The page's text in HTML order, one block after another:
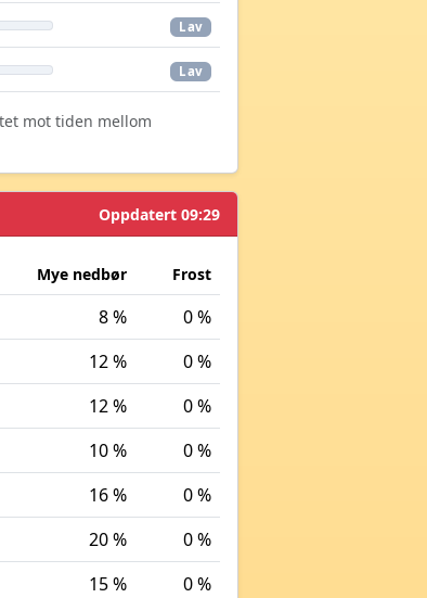
Lav
Lav
mot tiden mellom
Oppdatert 09:29
Mye nedbør Frost
8 %
0 %
12 %
0 %
12 %
0 %
10 %
0 %
16 %
0 %
20 %
0 %
15 %
0 %